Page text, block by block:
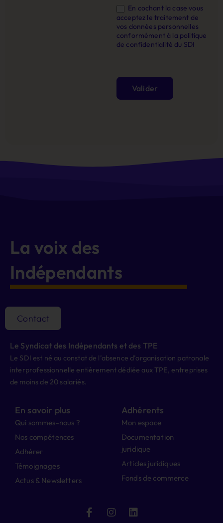
En cochant la case vous
acceptez le traitement de
vos données personnelles
conformément à la politique
de confidentialité du SDI
Valider
La voix des
Indépendants
Contact
Le Syndicat des Indépendants et des TPE
Le SDI est né au constat de l’absence d’organisation patronale
interprofessionnelle entièrement dédiée aux TPE, entreprises
de moins de 20 salariés.
En savoir plus
Qui sommes-nous ?
Nos compétences
Adhérer
Témoignages
Actus & Newsletters
Adhérents
Mon espace
Documentation
juridique
Articles juridiques
Fonds de commerce